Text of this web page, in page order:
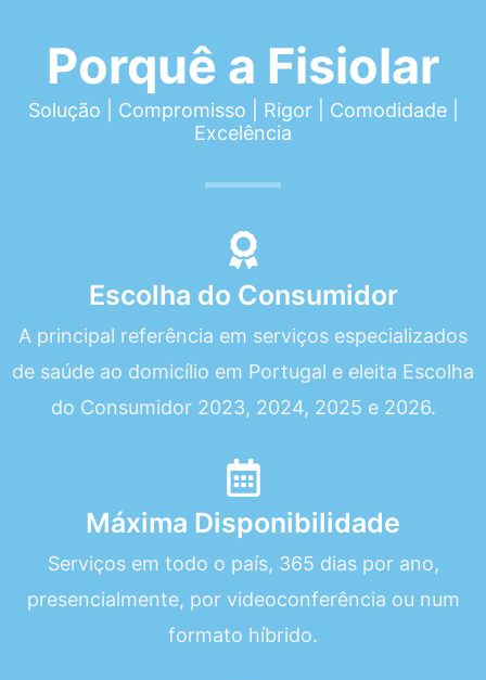
Porquê a Fisiolar
Solução | Compromisso | Rigor | Comodidade |
Excelência
Escolha do Consumidor
A principal referência em serviços especializados
de saúde ao domicílio em Portugal e eleita Escolha
do Consumidor 2023, 2024, 2025 e 2026.
Máxima Disponibilidade
Serviços em todo o país, 365 dias por ano,
presencialmente, por videoconferência ou num
formato híbrido.